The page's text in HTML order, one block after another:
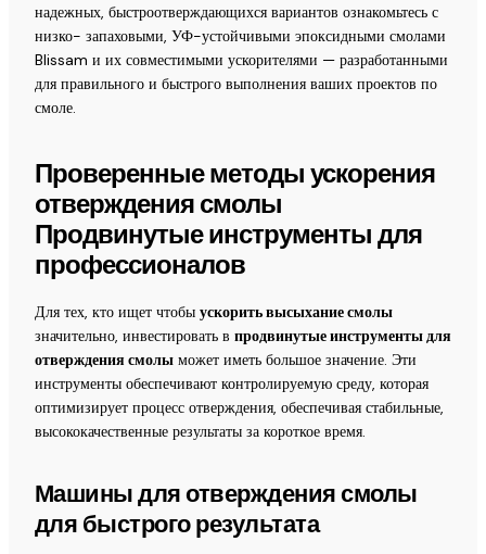
надежных, быстроотверждающихся вариантов ознакомьтесь с
низко- запаховыми, УФ-устойчивыми эпоксидными смолами
Blissam и их совместимыми ускорителями — разработанными
для правильного и быстрого выполнения ваших проектов по
смоле.
Проверенные методы ускорения
отверждения смолы
Продвинутые инструменты для
профессионалов
Для тех, кто ищет чтобы ускорить высыхание смолы
значительно, инвестировать в продвинутые инструменты для
отверждения смолыможет иметь большое значение. Эти
инструменты обеспечивают контролируемую среду, которая
оптимизирует процесс отверждения, обеспечивая стабильные,
высококачественные результаты за короткое время.
Машины для отверждения смолы
для быстрого результата